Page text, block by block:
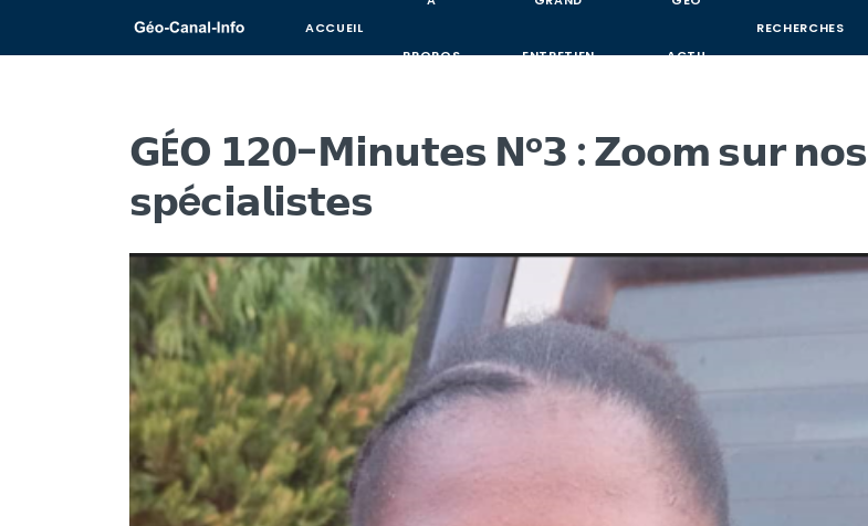
ACCUEIL
PROPOS ENTRETIEN ACTU
RECHERCHES
𝗚É𝗢 𝟭𝟮𝟬-𝗠𝗶𝗻𝘂𝘁𝗲𝘀 𝗡°𝟯 : 𝗭𝗼𝗼𝗺 𝘀𝘂𝗿 𝗻𝗼𝘀
𝘀𝗽é𝗰𝗶𝗮𝗹𝗶𝘀𝘁𝗲𝘀